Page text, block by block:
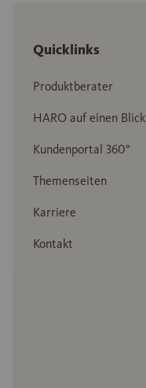
Quicklinks
Produktberater
HARO auf einen Blick
Kundenportal 360°
Themenseiten
Karriere
Kontakt